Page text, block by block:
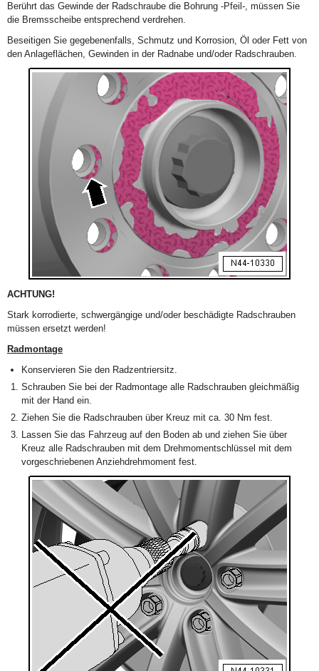
Berührt das Gewinde der Radschraube die Bohrung -Pfeil-, müssen Sie
die Bremsscheibe entsprechend verdrehen.
Beseitigen Sie gegebenenfalls, Schmutz und Korrosion, Öl oder Fett von
den Anlageflächen, Gewinden in der Radnabe und/oder Radschrauben.
ACHTUNG!
Stark korrodierte, schwergängige und/oder beschädigte Radschrauben
müssen ersetzt werden!
Radmontage
Konservieren Sie den Radzentriersitz.
Schrauben Sie bei der Radmontage alle Radschrauben gleichmäßig
mit der Hand ein.
Ziehen Sie die Radschrauben über Kreuz mit ca. 30 Nm fest.
Lassen Sie das Fahrzeug auf den Boden ab und ziehen Sie über
Kreuz alle Radschrauben mit dem Drehmomentschlüssel mit dem
vorgeschriebenen Anziehdrehmoment fest.